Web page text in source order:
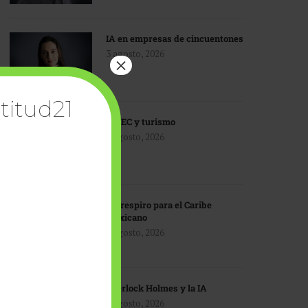
IA en empresas de cincuentones
3 agosto, 2026
TMEC y turismo
3 agosto, 2026
Un respiro para el Caribe
mexicano
3 agosto, 2026
Sherlock Holmes y la IA
3 agosto, 2026
×